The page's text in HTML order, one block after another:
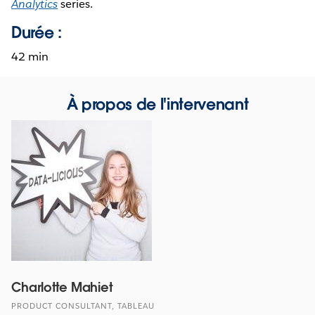
Analyticsseries.
Durée :
42 min
À propos de l'intervenant
Charlotte Mahiet
PRODUCT CONSULTANT, TABLEAU